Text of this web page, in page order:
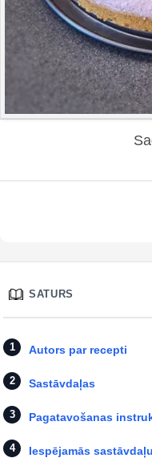
SATURS
Autors par recepti
Sastāvdaļas
Pagatavošanas
Iespējamās